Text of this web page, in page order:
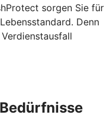
sorgen Sie für
Denn